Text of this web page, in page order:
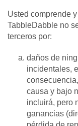
Usted comprende
TabbleDabble no
terceros por:
daños de
incidentales,
causa y bajo
incluirá, pero
ganancias